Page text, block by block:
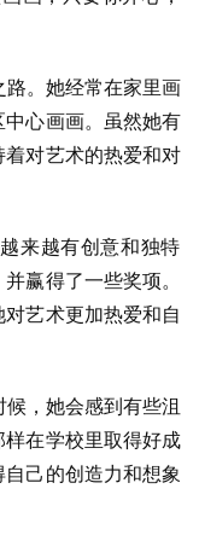
心画画。虽然她有
对艺术的热爱和对
赢得了一些奖项。
艺术更加热爱和自
在学校里取得好成
己的创造力和想象